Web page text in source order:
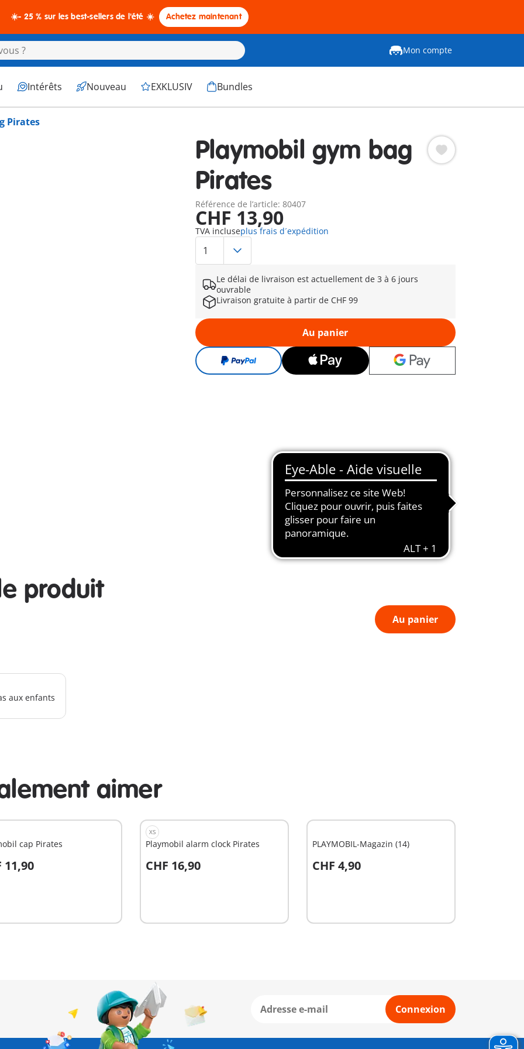
☀️- 25 % sur les best-sellers de l'été ☀️ Achetez maintenant
Mon compte
Intérêts Nouveau EXKLUSIV Bundles
Pirates
Playmobil gym bag
Pirates
Référence de l’article: 80407
CHF 13,90
TVA incluseplus frais d´expédition
Le délai de livraison est actuellement de 3 à 6 jours
ouvrable
Livraison gratuite à partir de CHF 99
Au panier
produit
Au panier
aux enfants
aimer
cap Pirates
11,90
panier
XS
Playmobil alarm clock Pirates
CHF 16,90
Au panier
PLAYMOBIL-Magazin (14)
CHF 4,90
Au panier
Connexion